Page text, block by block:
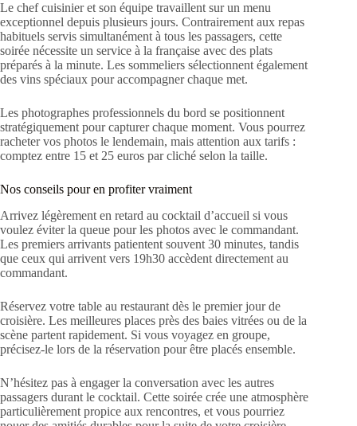
Le chef cuisinier et son équipe travaillent sur un menu
exceptionnel depuis plusieurs jours. Contrairement aux repas
habituels servis simultanément à tous les passagers, cette
soirée nécessite un service à la française avec des plats
préparés à la minute. Les sommeliers sélectionnent également
des vins spéciaux pour accompagner chaque met.
Les photographes professionnels du bord se positionnent
stratégiquement pour capturer chaque moment. Vous pourrez
racheter vos photos le lendemain, mais attention aux tarifs :
comptez entre 15 et 25 euros par cliché selon la taille.
Nos conseils pour en profiter vraiment
Arrivez légèrement en retard au cocktail d’accueil si vous
voulez éviter la queue pour les photos avec le commandant.
Les premiers arrivants patientent souvent 30 minutes, tandis
que ceux qui arrivent vers 19h30 accèdent directement au
commandant.
Réservez votre table au restaurant dès le premier jour de
croisière. Les meilleures places près des baies vitrées ou de la
scène partent rapidement. Si vous voyagez en groupe,
précisez-le lors de la réservation pour être placés ensemble.
N’hésitez pas à engager la conversation avec les autres
passagers durant le cocktail. Cette soirée crée une atmosphère
particulièrement propice aux rencontres, et vous pourriez